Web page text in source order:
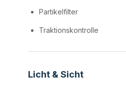
Partikelfilter
Traktionskontrolle
Licht & Sicht